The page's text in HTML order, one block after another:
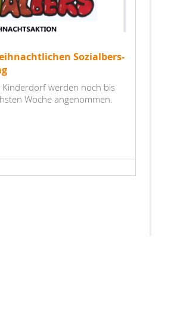
Sozialbers-
werden noch bis
Woche angenommen.